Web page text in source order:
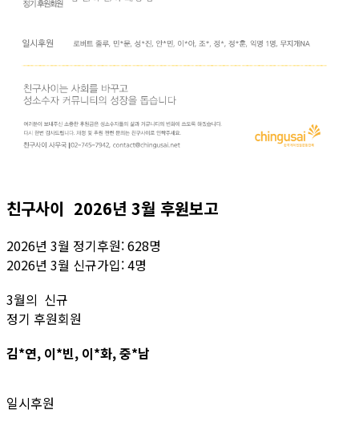
친구사이 2026년 3월 후원보고
2026년 3월 정기후원: 628명
2026년 3월 신규가입: 4명
3월의 신규
정기 후원회원
김*연, 이*빈, 이*화, 중*남
일시후원